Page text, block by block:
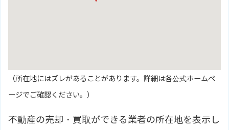
（所在地にはズレがあることがあります。詳細は各公式ホームペ
ージでご確認ください。）
不動産の売却・買取ができる業者の所在地を表示し